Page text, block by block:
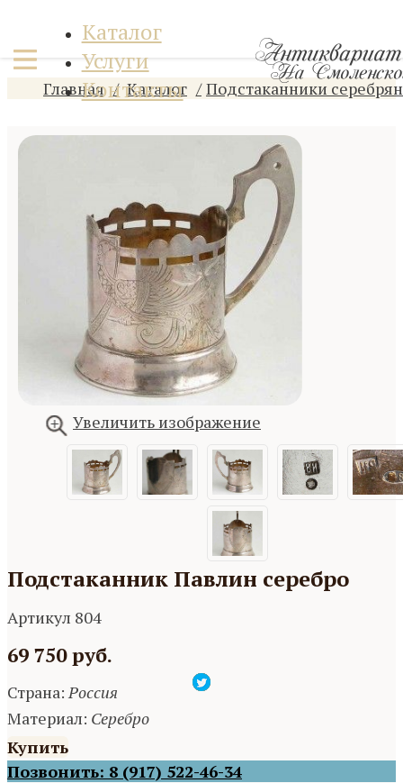
Каталог
Услуги
Контакты
Главная Каталог Подстаканники
Увеличить изображение
Подстаканник Павлин серебро
Артикул 804
69 750 руб.
Страна:Россия
Материал: Серебро
Купить
Позвонить: 8 (917) 522-46-34